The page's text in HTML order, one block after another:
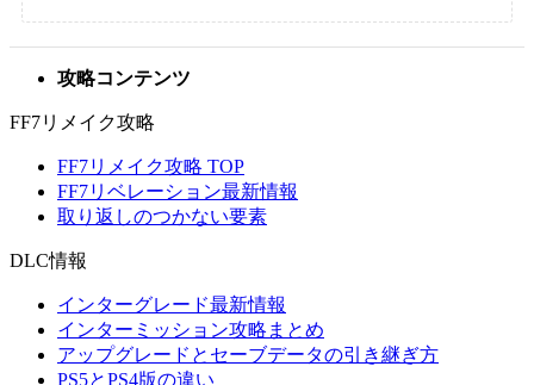
攻略コンテンツ
FF7リメイク攻略
FF7リメイク攻略 TOP
FF7リベレーション最新情報
取り返しのつかない要素
DLC情報
インターグレード最新情報
インターミッション攻略まとめ
アップグレードとセーブデータの引き継ぎ方
PS5とPS4版の違い